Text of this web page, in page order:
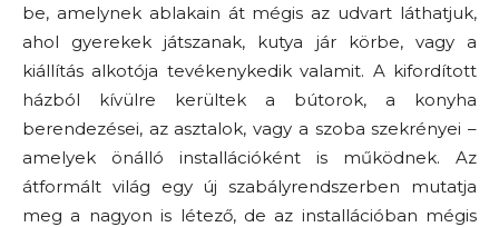
be, amelynek ablakain át mégis az udvart láthatjuk,
ahol gyerekek játszanak, kutya jár körbe, vagy a
kiállítás alkotója tevékenykedik valamit. A kifordított
házból kívülre kerültek a bútorok, a konyha
berendezései, az asztalok, vagy a szoba szekrényei –
amelyek önálló installációként is működnek. Az
átformált világ egy új szabályrendszerben mutatja
meg a nagyon is létező, de az installációban mégis